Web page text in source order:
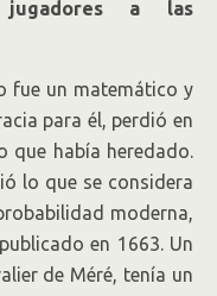
a las
fue un matemático y
para él, perdió en
que había heredado.
lo que se considera
moderna,
en 1663. Un
de Méré, tenía un